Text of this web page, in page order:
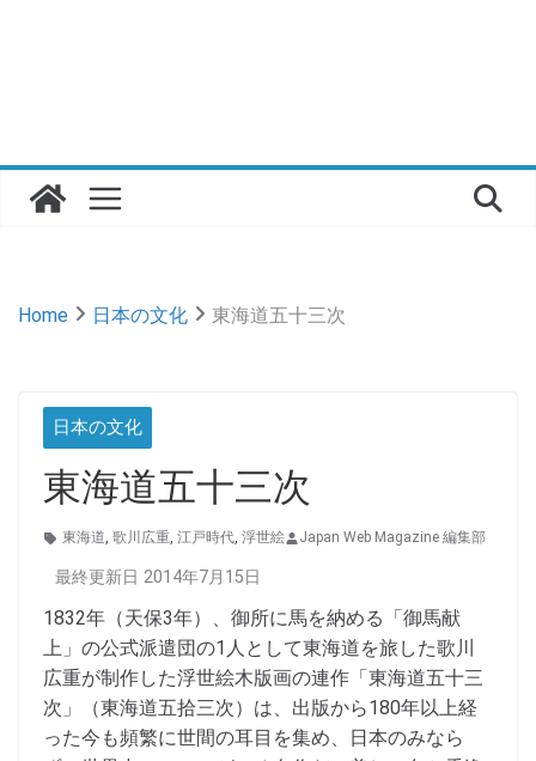
Home 日本の文化 東海道五十三次
日本の文化
東海道五十三次
東海道, 歌川広重, 江戸時代, 浮世絵 Japan Web Magazine 編集部
最終更新日 2014年7月15日
1832年（天保3年）、御所に馬を納める「御馬献
上」の公式派遣団の1人として東海道を旅した歌川
広重が制作した浮世絵木版画の連作「東海道五十三
次」（東海道五拾三次）は、出版から180年以上経
った今も頻繁に世間の耳目を集め、日本のみなら